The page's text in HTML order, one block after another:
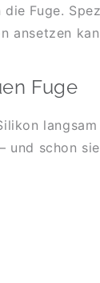
Fuge.
ansetzen
Fuge
und schon